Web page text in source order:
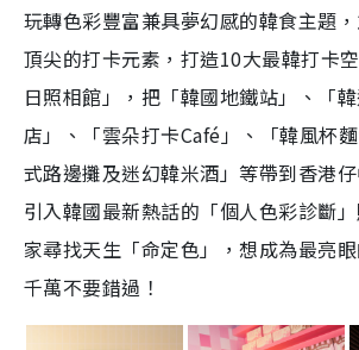
玩轉色彩豐富兼具夢幻感的韓食主題
頂尖的打卡元素，打造10大最韓打卡
日照相館」，把「韓國地鐵站」、「
店」、「雲朵打卡Café」、「韓風杯
式路邊攤及迷幻韓米酒」等帶到香港
引入韓國最新熱話的「個人色彩診斷
家尋找天生「命定色」，想成為最亮
千萬不要錯過！